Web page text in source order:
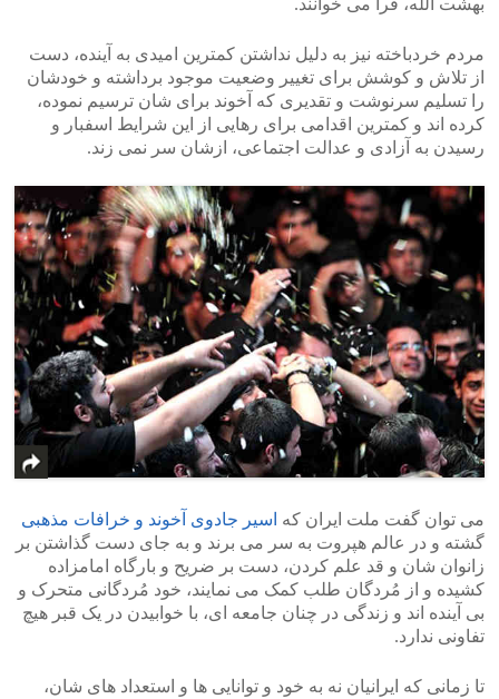
مردم خردباخته نیز به دلیل نداشتن کمترین امیدی به آینده، دست
از تلاش و کوشش برای تغییر وضعیت موجود برداشته و خودشان
را تسلیم سرنوشت و تقدیری که آخوند برای شان ترسیم نموده،
کرده اند و کمترین اقدامی برای رهایی از این شرایط اسفبار و
رسیدن به آزادی و عدالت اجتماعی، ازشان سر نمی زند.
می توان گفت ملت ایران که اسیر جادوی آخوند و خرافات مذهبی
گشته و در عالم هپروت به سر می برند و به جای دست گذاشتن بر
زانوان شان و قد علم کردن، دست بر ضریح و بارگاه امامزاده
کشیده و از مُردگان طلب کمک می نمایند، خود مُردگانی متحرک و
بی آینده اند و زندگی در چنان جامعه ای، با خوابیدن در یک قبر هیچ
تفاونی ندارد.
تا زمانی که ایرانیان نه به خود و توانایی ها و استعداد های شان،